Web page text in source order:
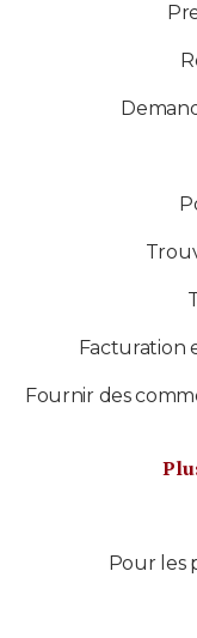
Facturation
Fournir des
Pour les